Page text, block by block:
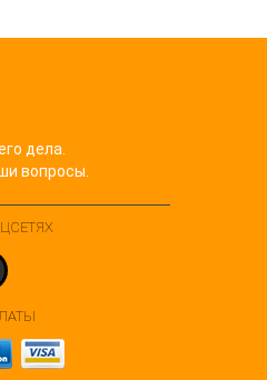
дела.
вопросы.